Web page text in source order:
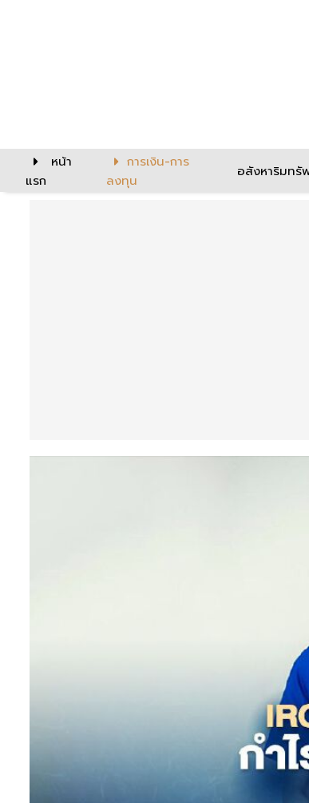
หน้า
แรก
การเงิน-การ
ลงทุน
อสังหาริมทรั